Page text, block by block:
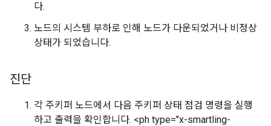
다.
노드의 시스템 부하로 인해 노드가 다운되었거나 비정상
상태가 되었습니다.
진단
각 주키퍼 노드에서 다음 주키퍼 상태 점검 명령을 실행
하고 출력을 확인합니다. <ph type="x-smartling-